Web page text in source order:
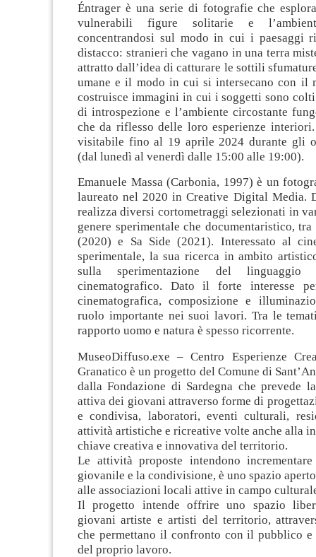
Éntrager è una serie di fotografie che
vulnerabili figure solitarie e
concentrandosi sul modo in cui i paesaggi
distacco: stranieri che vagano in una terra
attratto dall’idea di catturare le sottili
umane e il modo in cui si intersecano con il
costruisce immagini in cui i soggetti sono
di introspezione e l’ambiente circostante
che da riflesso delle loro esperienze
visitabile fino al 19 aprile 2024 durante gli
(dal lunedì al venerdì dalle 15:00 alle 19:00).
Emanuele Massa (Carbonia, 1997) è un
laureato nel 2020 in Creative Digital Media.
realizza diversi cortometraggi selezionati in
genere sperimentale che documentaristico, tra
(2020) e Sa Side (2021). Interessato al
sperimentale, la sua ricerca in ambito
sulla sperimentazione del linguaggio
cinematografico. Dato il forte interesse
cinematografica, composizione e
ruolo importante nei suoi lavori. Tra le
rapporto uomo e natura è spesso ricorrente.
MuseoDiffuso.exe – Centro Esperienze
Granatico è un progetto del Comune di
dalla Fondazione di Sardegna che prevede
attiva dei giovani attraverso forme di
e condivisa, laboratori, eventi culturali,
attività artistiche e ricreative volte anche alla
chiave creativa e innovativa del territorio.
Le attività proposte intendono incrementare
giovanile e la condivisione, è uno spazio
alle associazioni locali attive in campo
Il progetto intende offrire uno spazio
giovani artiste e artisti del territorio,
che permettano il confronto con il pubblico
del proprio lavoro.